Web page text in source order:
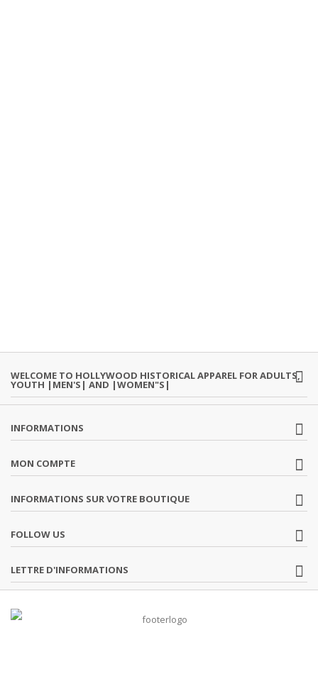
WELCOME TO HOLLYWOOD HISTORICAL APPAREL FOR ADULTS,
YOUTH |MEN'S| AND |WOMEN"S|
INFORMATIONS
MON COMPTE
INFORMATIONS SUR VOTRE BOUTIQUE
FOLLOW US
LETTRE D'INFORMATIONS